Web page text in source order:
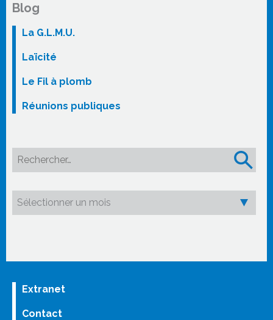
Blog
La G.L.M.U.
Laïcité
Le Fil à plomb
Réunions publiques
Rechercher :
Extranet
Contact